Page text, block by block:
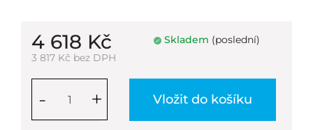
4 618 Kč
3 817 Kč bez DPH
Skladem (poslední)
+
- Vložit do košíku